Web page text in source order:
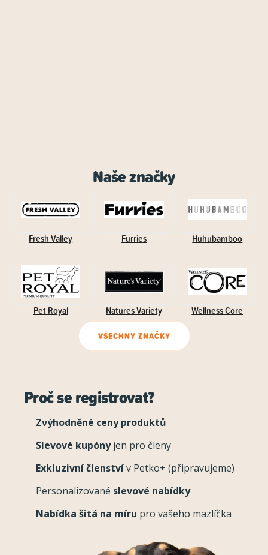
Naše značky
Fresh Valley Furries Huhubamboo
Pet Royal Natures Variety Wellness Core
VŠECHNY ZNAČKY
Proč se registrovat?
Zvýhodněné ceny produktů
Slevové kupónyjen pro členy
Exkluzivní členstvív Petko+ (připravujeme)
Personalizované slevové nabídky
Nabídka šitá na míru pro vašeho mazlíčka